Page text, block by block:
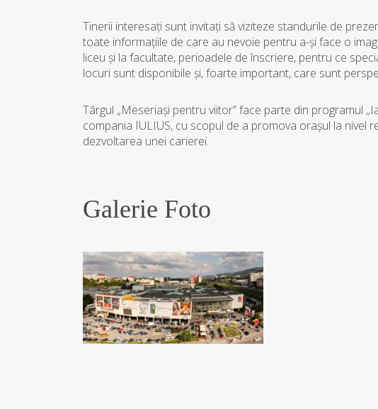
Tinerii interesaţi sunt invitaţi să viziteze standurile de
toate informaţiile de care au nevoie pentru a-și face o
liceu şi la facultate, perioadele de înscriere, pentru ce
locuri sunt disponibile şi, foarte important, care sunt
Târgul „Meseriaşi pentru viitor” face parte din programul
compania IULIUS, cu scopul de a promova orașul la
dezvoltarea unei carierei.
Galerie Foto